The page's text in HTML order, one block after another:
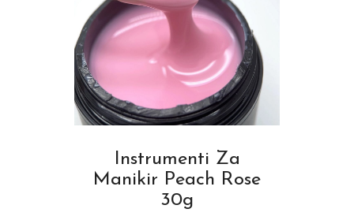
Instrumenti Za
Manikir Peach Rose
30g